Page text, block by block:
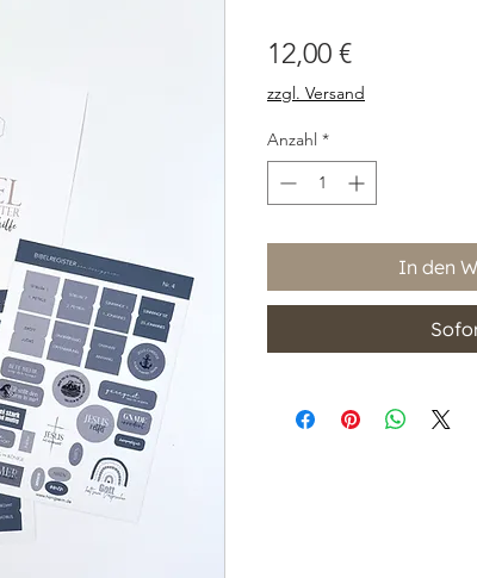
12,00 €Preis
zzgl. Versand
Anzahl *
In den